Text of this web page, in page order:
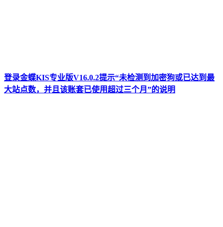
登录金蝶KIS专业版V16.0.2提示“未检测到加密狗或已达到最
大站点数，并且该账套已使用超过三个月”的说明